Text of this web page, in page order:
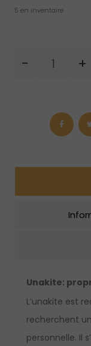
5 en inventaire
-
de
+
Unakite:
L’unakite est
recherchent
personnelle. Il